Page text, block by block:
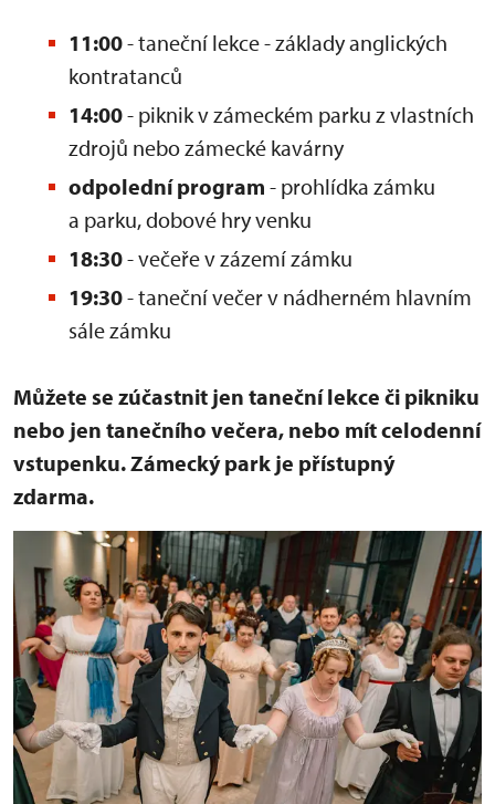
11:00- taneční lekce - základy anglických
kontratanců
14:00- piknik v zámeckém parku z vlastních
zdrojů nebo zámecké kavárny
odpolední program - prohlídka zámku
a parku, dobové hry venku
18:30- večeře v zázemí zámku
19:30- taneční večer v nádherném hlavním
sále zámku
Můžete se zúčastnit jen taneční lekce či pikniku
nebo jen tanečního večera, nebo mít celodenní
vstupenku. Zámecký park je přístupný
zdarma.